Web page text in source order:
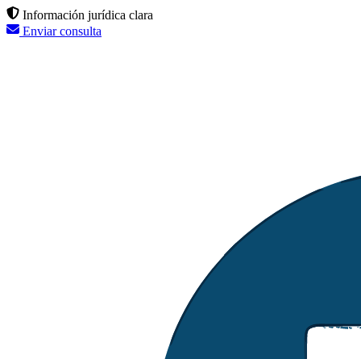
Información jurídica clara
Enviar consulta